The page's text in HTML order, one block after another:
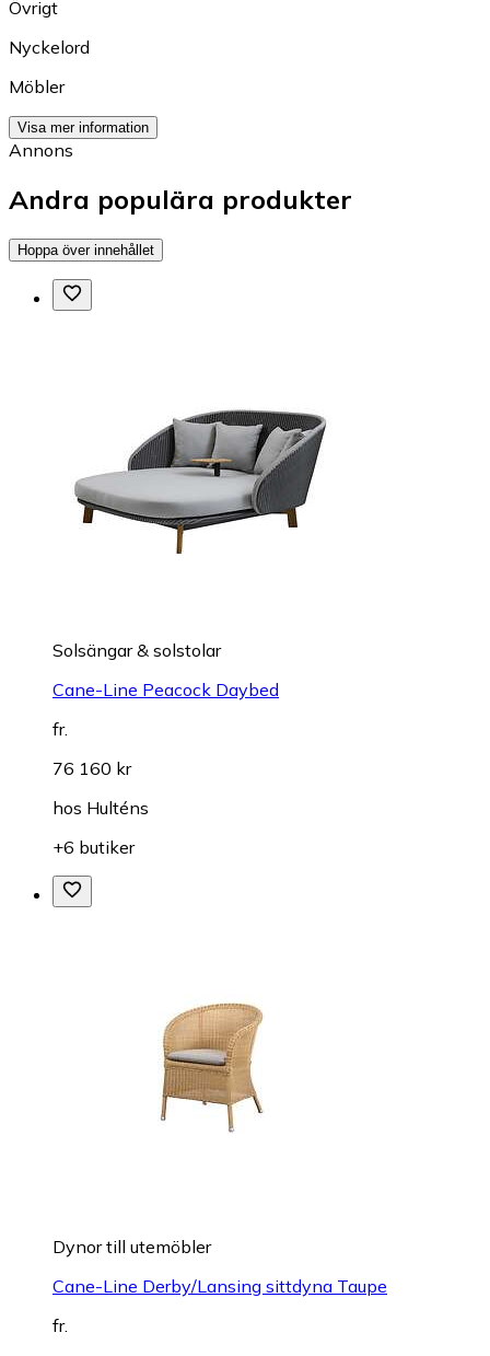
Övrigt
Nyckelord
Möbler
Visa mer information
Annons
Andra populära produkter
Hoppa över innehållet
Solsängar & solstolar
Cane-Line Peacock Daybed
fr.
76 160 kr
hos Hulténs
+6 butiker
Dynor till utemöbler
Cane-Line Derby/Lansing sittdyna Taupe
fr.